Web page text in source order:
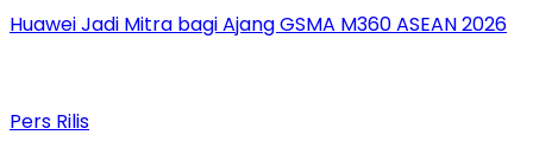
Huawei Jadi Mitra bagi Ajang GSMA M360 ASEAN 2026
Pers Rilis